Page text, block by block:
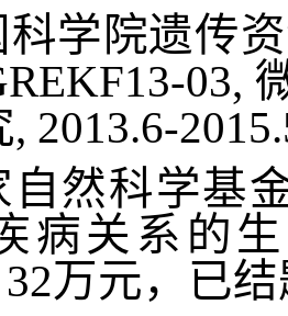
科学院遗传
3-03,
, 2013.6-
自然科学基
病关系的
32万元，已